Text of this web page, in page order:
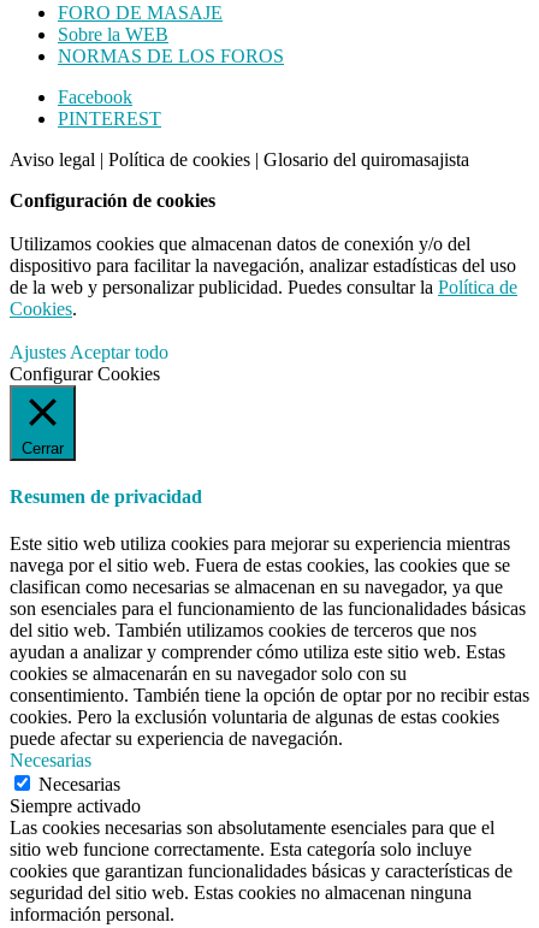
FORO DE MASAJE
Sobre la WEB
NORMAS DE LOS FOROS
Footer
CTA
Facebook
PINTEREST
Aviso legal | Política de cookies | Glosario del quiromasajista
Configuración de cookies
Utilizamos cookies que almacenan datos de conexión y/o del
dispositivo para facilitar la navegación, analizar estadísticas del uso
de la web y personalizar publicidad. Puedes consultar la Política de
Cookies.
Ajustes Aceptar todo
Configurar Cookies
Cerrar
Resumen de privacidad
Este sitio web utiliza cookies para mejorar su experiencia mientras
navega por el sitio web. Fuera de estas cookies, las cookies que se
clasifican como necesarias se almacenan en su navegador, ya que
son esenciales para el funcionamiento de las funcionalidades básicas
del sitio web. También utilizamos cookies de terceros que nos
ayudan a analizar y comprender cómo utiliza este sitio web. Estas
cookies se almacenarán en su navegador solo con su
consentimiento. También tiene la opción de optar por no recibir estas
cookies. Pero la exclusión voluntaria de algunas de estas cookies
puede afectar su experiencia de navegación.
Necesarias
Necesarias
Siempre activado
Las cookies necesarias son absolutamente esenciales para que el
sitio web funcione correctamente. Esta categoría solo incluye
cookies que garantizan funcionalidades básicas y características de
seguridad del sitio web. Estas cookies no almacenan ninguna
información personal.